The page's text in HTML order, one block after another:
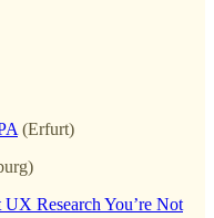
(Erfurt)
Research You’re Not